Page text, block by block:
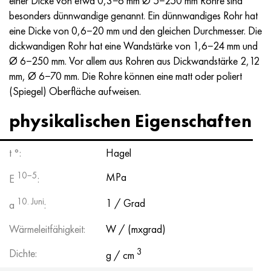
besonders dünnwandige genannt. Ein dünnwandiges Rohr hat
eine Dicke von 0,6−20 mm und den gleichen Durchmesser. Die
dickwandigen Rohr hat eine Wandstärke von 1,6−24 mm und
Ø 6−250 mm. Vor allem aus Rohren aus Dickwandstärke 2,12
mm, Ø 6−70 mm. Die Rohre können eine matt oder poliert
(Spiegel) Oberfläche aufweisen.
physikalischen Eigenschaften
t °:
Hagel
E 10−5:
MPa
a 10. Juni:
1 / Grad
Wärmeleitfähigkeit:
W / (mxgrad)
Dichte:
g / cm 3
MP159
Multimet n155
Nicrofer 5923 hMo
Nicrofer 6030
Nitronic 40
Nitronic 50
Nitronic 60
Nimonik 80a
56DGNH
68NHVKTYU
79NM
80NM
80NMV-VI
80NHS
81NMA
Thermometalle
HN73MBTYU
HN70YU
HN75MBTYU
HN75TBYU
HN77TYU
HN77TYUR
HN78T
N65M
5B
TL5
AT-6
TS-6
Titan 14
SP-17
Titan 40
1.4567 - aisi 304Cu
1.4570 - aisi303Cu
1.4574 - Legierung PH 15-7 Mo®
1.4580 - aisi 316Cb
1.4597 - aisi 204Cu
Legierung 28 - 1.4563
Legierung 31 - 1.4562
Legierung 926 - 1.4529
15H16N2АМ
18H11МNFB
18H12VMBFR
20H12VNMF
20H3MVF
21NKMT
37H12N8G8МFB
40H9S2
30H, aisi 5130, 30h
30HGS, 30hgs
30HGSA, 30hgsa
30HGSN2A, 30hgsna
30HN2MA, 30CrNiMo8
30HN3A, 31nicr14
34HN3MA, 36NiCrMo16, 35NiCrMo16
35hgsa, 35hgsa